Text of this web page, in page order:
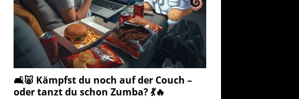
🛋️🐷 Kämpfst du noch auf der Couch –
oder tanzt du schon Zumba? 💃🔥